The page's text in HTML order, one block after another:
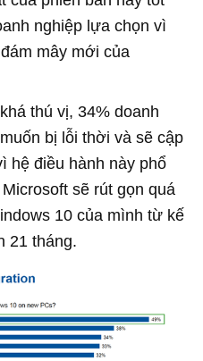
nghiệp lựa chọn vì
mây mới của
thú vị, 34% doanh
bị lỗi thời và sẽ cập
hệ điều hành này phổ
sẽ rút gọn quá
10 của mình từ kế
21 tháng.